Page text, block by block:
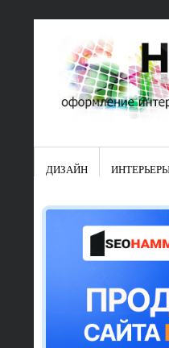
ДИЗАЙН